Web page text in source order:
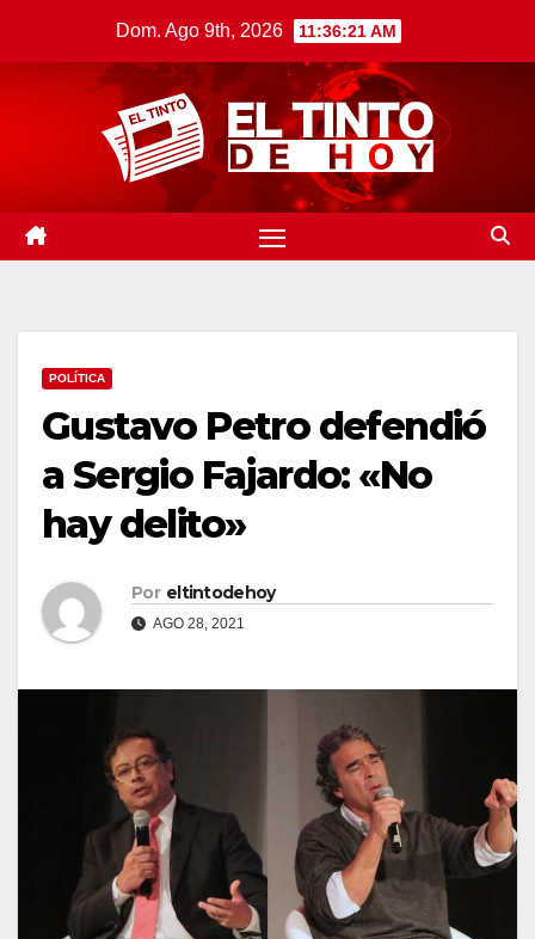
Dom. Ago 9th, 2026 11:36:22 AM
POLÍTICA
Gustavo Petro defendió
a Sergio Fajardo: «No
hay delito»
Por eltintodehoy
AGO 28, 2021